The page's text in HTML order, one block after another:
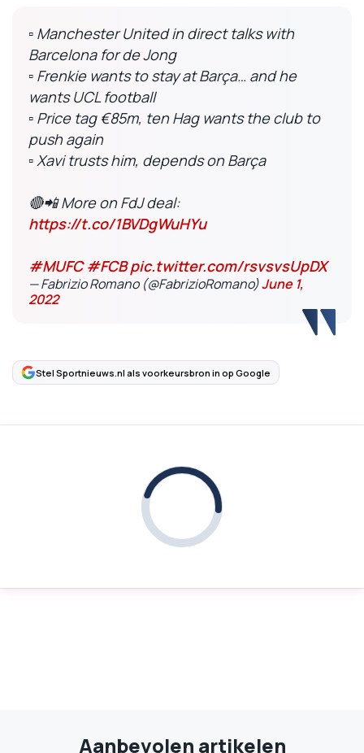
▫️ Manchester United in direct talks with
Barcelona for de Jong
▫️ Frenkie wants to stay at Barça… and he
wants UCL football
▫️ Price tag €85m, ten Hag wants the club to
push again
▫️ Xavi trusts him, depends on Barça
🔴📲 More on FdJ deal:
https://t.co/1BVDgWuHYu
#MUFC #FCB pic.twitter.com/rsvsvsUpDX
— Fabrizio Romano (@FabrizioRomano)June 1,
2022
Stel Sportnieuws.nl als voorkeursbron in op Google
Aanbevolen artikelen